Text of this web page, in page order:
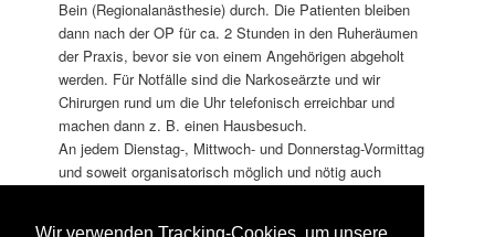
Bein (Regionalanästhesie) durch. Die Patienten bleiben
dann nach der OP für ca. 2 Stunden in den Ruheräumen
der Praxis, bevor sie von einem Angehörigen abgeholt
werden. Für Notfälle sind die Narkoseärzte und wir
Chirurgen rund um die Uhr telefonisch erreichbar und
machen dann z. B. einen Hausbesuch.
An jedem Dienstag-, Mittwoch- und Donnerstag-Vormittag
und soweit organisatorisch möglich und nötig auch